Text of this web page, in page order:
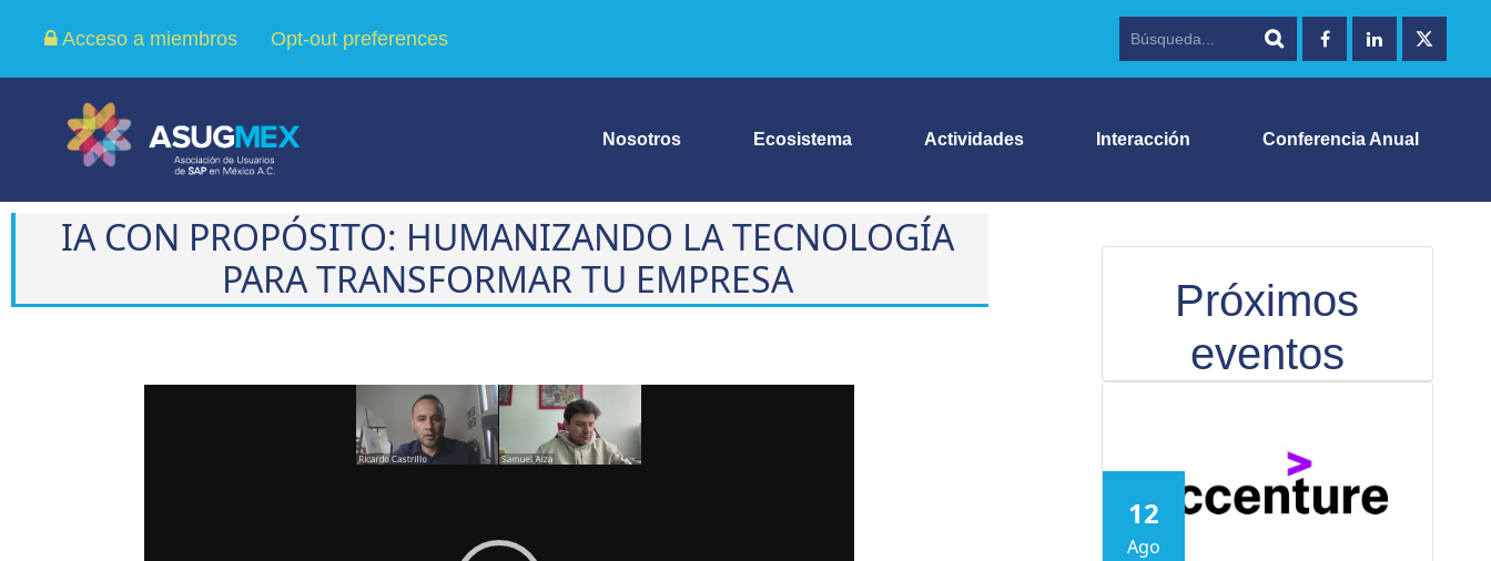
Acceso a miembros Opt-out preferences
Nosotros Ecosistema Actividades Interacción Conferencia Anual
IA CON PROPÓSITO: HUMANIZANDO LA TECNOLOGÍA
PARA TRANSFORMAR TU EMPRESA
Próximos
eventos
12
Ago